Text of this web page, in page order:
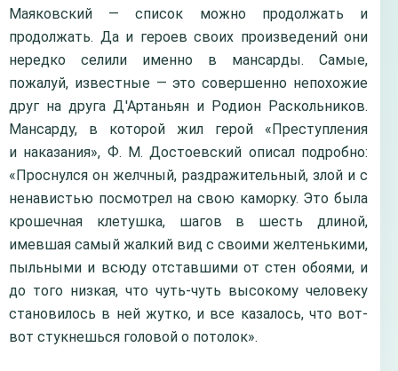
Маяковский — список можно продолжать и
продолжать. Да и героев своих произведений они
нередко селили именно в мансарды. Самые,
пожалуй, известные — это совершенно непохожие
друг на друга Д'Артаньян и Родион Раскольников.
Мансарду, в которой жил герой «Преступления
и наказания», Ф. М. Достоевский описал подробно:
«Проснулся он желчный, раздражительный, злой и с
ненавистью посмотрел на свою каморку. Это была
крошечная клетушка, шагов в шесть длиной,
имевшая самый жалкий вид с своими желтенькими,
пыльными и всюду отставшими от стен обоями, и
до того низкая, что чуть-чуть высокому человеку
становилось в ней жутко, и все казалось, что вот-
вот стукнешься головой о потолок».